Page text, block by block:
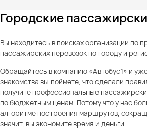
Городские
Вы находитесь в поисках организации по
пассажирских перевозок по городу и
Обращайтесь в компанию «Автобус1» и
знакомства вы поймете, что сделали
получите профессиональные
по бюджетным ценам. Потому что у нас
алгоритме построения маршрутов,
значит, вы экономите время и деньги.